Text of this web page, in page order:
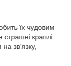
їх чудовим
краплі
зв’язку,